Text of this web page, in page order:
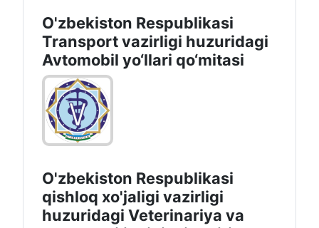
O'zbekiston Respublikasi
Transport vazirligi huzuridagi
Avtomobil yo‘llari qo‘mitasi
O'zbekiston Respublikasi
qishloq xo'jaligi vazirligi
huzuridagi Veterinariya va